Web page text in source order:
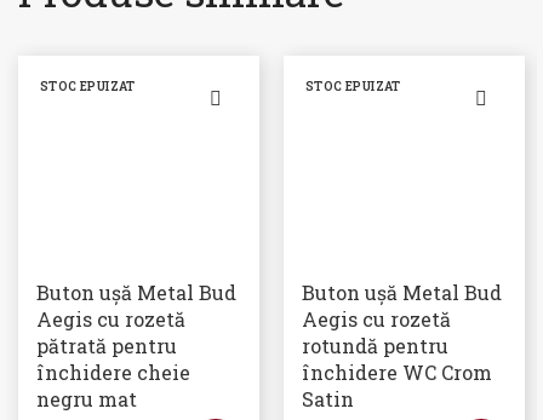
STOC EPUIZAT
Buton ușă Metal Bud
Aegis cu rozetă
pătrată pentru
închidere cheie
negru mat
STOC EPUIZAT
Buton ușă Metal Bud
Aegis cu rozetă
rotundă pentru
închidere WC Crom
Satin